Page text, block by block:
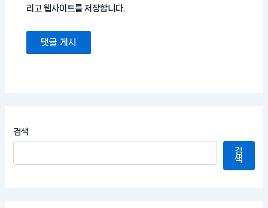
리고 웹사이트를 저장합니다.
검색
검
색